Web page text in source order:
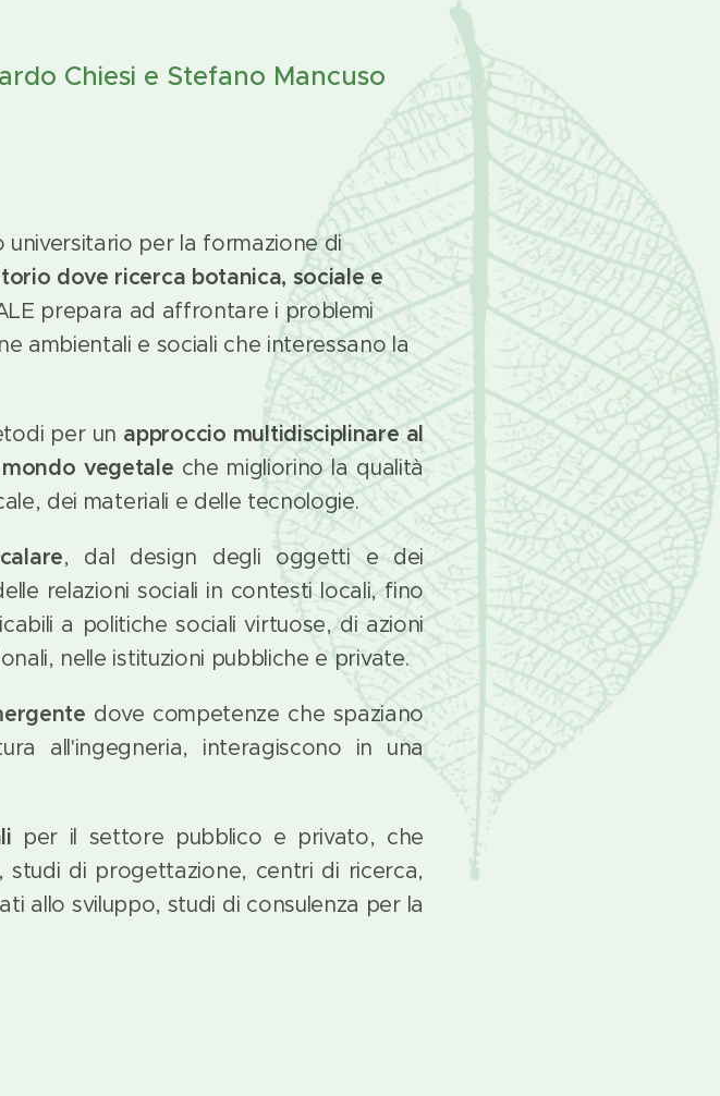
Chiesi e Stefano Mancuso
per la formazione di
dove ricerca botanica, sociale e
prepara ad affrontare i problemi
ambientali e sociali che interessano la
per un approccio multidisciplinare al
vegetale che migliorino la qualità
dei materiali e delle tecnologie.
, dal design degli oggetti e dei
relazioni sociali in contesti locali, fino
a politiche sociali virtuose, di azioni
nelle istituzioni pubbliche e private.
dove competenze che spaziano
all'ingegneria, interagiscono in una
per il settore pubblico e privato, che
di progettazione, centri di ricerca,
allo sviluppo, studi di consulenza per la